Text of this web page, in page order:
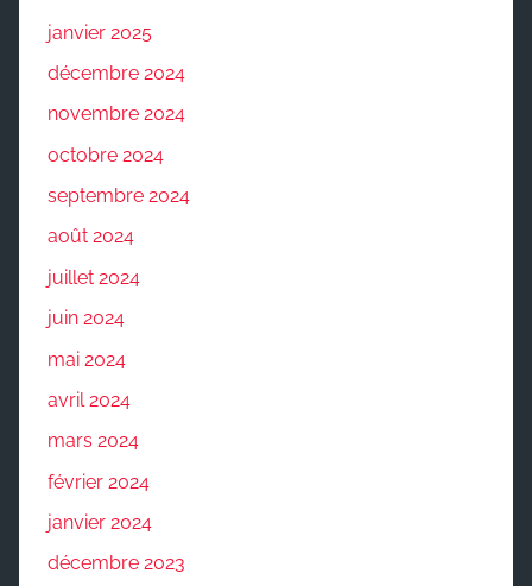
janvier 2025
décembre 2024
novembre 2024
octobre 2024
septembre 2024
août 2024
juillet 2024
juin 2024
mai 2024
avril 2024
mars 2024
février 2024
janvier 2024
décembre 2023